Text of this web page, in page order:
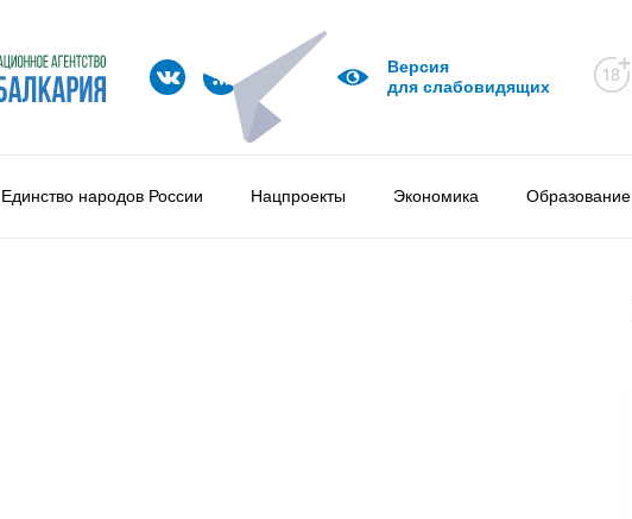
Версия
для слабовидящих
Единство народов России Нацпроекты Экономика Образование